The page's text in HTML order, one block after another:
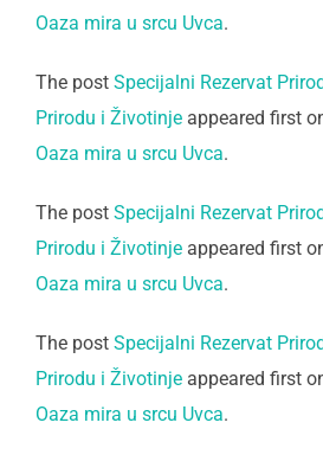
Oaza mira u srcu Uvca.
The post Specijalni Rezervat
Prirodu i Životinje appeared first
Oaza mira u srcu Uvca.
The post Specijalni Rezervat
Prirodu i Životinje appeared first
Oaza mira u srcu Uvca.
The post Specijalni Rezervat
Prirodu i Životinje appeared first
Oaza mira u srcu Uvca.